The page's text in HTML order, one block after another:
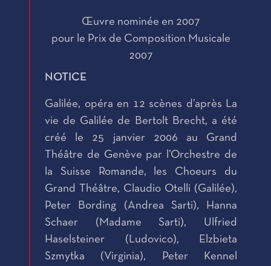
Œuvre nominée en 2007
pour le Prix de Composition Musicale
2007
NOTICE
Galilée, opéra en 12 scènes d’après La
vie de Galilée de Bertolt Brecht, a été
créé le 25 janvier 2006 au Grand
Théâtre de Genève par l’Orchestre de
la Suisse Romande, les Choeurs du
Grand Théâtre, Claudio Otelli (Galilée),
Peter Bording (Andrea Sarti), Hanna
Schaer (Madame Sarti), Ulfried
Haselsteiner (Ludovico), Elzbieta
Szmytka (Virginia), Peter Kennel